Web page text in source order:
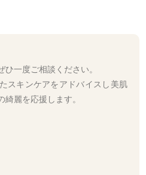
一度ご相談ください。
スキンケアをアドバイスし美肌
麗を応援します。